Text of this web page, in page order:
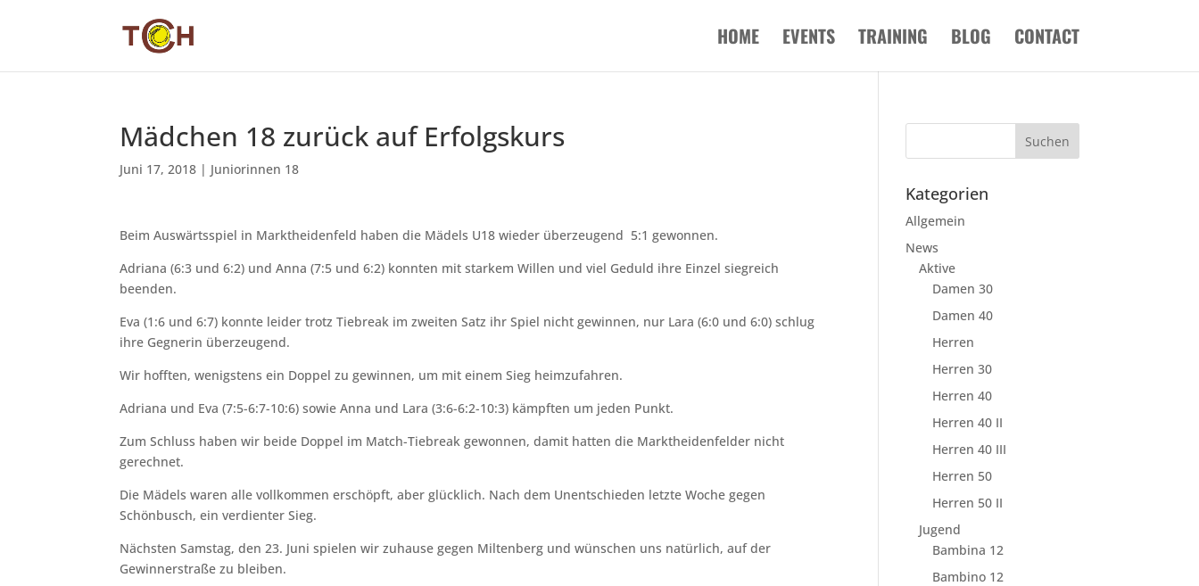
HOME EVENTS TRAINING BLOG CONTACT
Mädchen 18 zurück auf Erfolgskurs
Juni 17, 2018 | Juniorinnen 18
Beim Auswärtsspiel in Marktheidenfeld haben die Mädels U18 wieder überzeugend 5:1 gewonnen.
Adriana (6:3 und 6:2) und Anna (7:5 und 6:2) konnten mit starkem Willen und viel Geduld ihre Einzel siegreich
beenden.
Eva (1:6 und 6:7) konnte leider trotz Tiebreak im zweiten Satz ihr Spiel nicht gewinnen, nur Lara (6:0 und 6:0) schlug
ihre Gegnerin überzeugend.
Wir hofften, wenigstens ein Doppel zu gewinnen, um mit einem Sieg heimzufahren.
Adriana und Eva (7:5-6:7-10:6) sowie Anna und Lara (3:6-6:2-10:3) kämpften um jeden Punkt.
Zum Schluss haben wir beide Doppel im Match-Tiebreak gewonnen, damit hatten die Marktheidenfelder nicht
gerechnet.
Die Mädels waren alle vollkommen erschöpft, aber glücklich. Nach dem Unentschieden letzte Woche gegen
Schönbusch, ein verdienter Sieg.
Nächsten Samstag, den 23. Juni spielen wir zuhause gegen Miltenberg und wünschen uns natürlich, auf der
Gewinnerstraße zu bleiben.
Kategorien
Allgemein
News
Aktive
Damen 30
Damen 40
Herren
Herren 30
Herren 40
Herren 40 II
Herren 40 III
Herren 50
Herren 50 II
Jugend
Bambina 12
Bambino 12